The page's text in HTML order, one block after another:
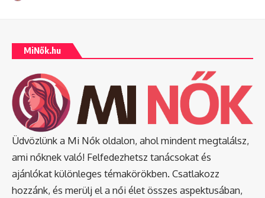
MiNők.hu
Üdvözlünk a Mi Nők oldalon, ahol mindent megtalálsz,
ami nőknek való! Felfedezhetsz tanácsokat és
ajánlókat különleges témakörökben. Csatlakozz
hozzánk, és merülj el a női élet összes aspektusában,